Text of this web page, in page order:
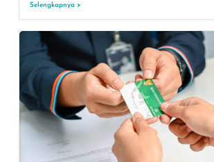
Selengkapnya >